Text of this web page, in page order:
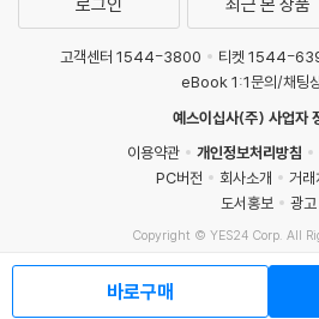
바로구매
로그인 최근 본 상품
고객센터 1544-3800 티켓 1544-
eBook 1:1문의/채팅
예스이십사(주) 사업자
이용약관
개인정보처리방침
PC버전
회사소개
거래
도서홍보
광고
Copyright © YES24 Corp. All